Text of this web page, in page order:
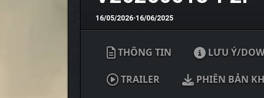
16/05/2026•16/06/2025
THÔNG TIN LƯU Ý/
TRAILER PHIÊN BẢN